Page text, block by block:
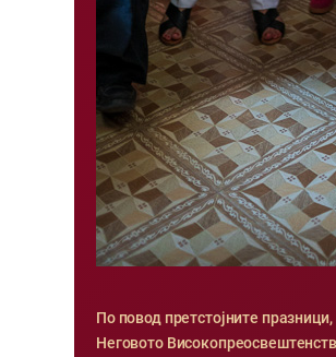
По повод претстојните празници,
Неговото